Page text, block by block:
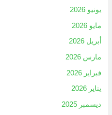
يونيو 2026
مايو 2026
أبريل 2026
مارس 2026
فبراير 2026
يناير 2026
ديسمبر 2025